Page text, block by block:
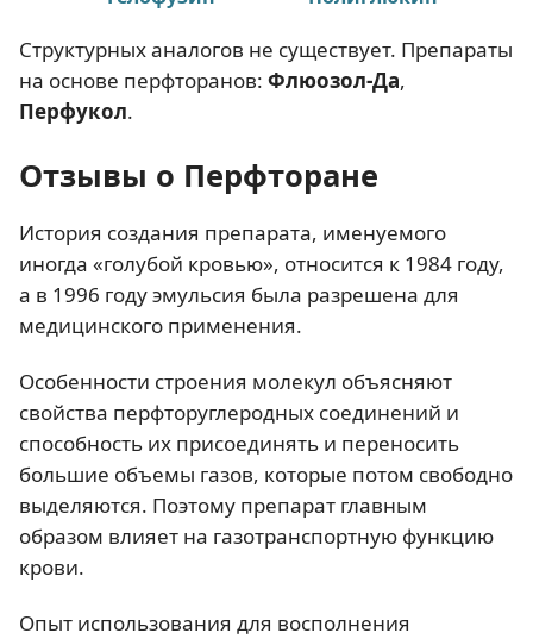
Структурных аналогов не существует. Препараты
на основе перфторанов: Флюозол-Да,
Перфукол.
Отзывы о Перфторане
История создания препарата, именуемого
иногда «голубой кровью», относится к 1984 году,
а в 1996 году эмульсия была разрешена для
медицинского применения.
Особенности строения молекул объясняют
свойства перфторуглеродных соединений и
способность их присоединять и переносить
большие объемы газов, которые потом свободно
выделяются. Поэтому препарат главным
образом влияет на газотранспортную функцию
крови.
Опыт использования для восполнения